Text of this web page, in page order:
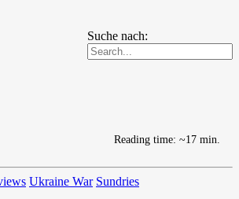
Suche nach:
Ukraine War Sundries
Reading time: ~17 min.